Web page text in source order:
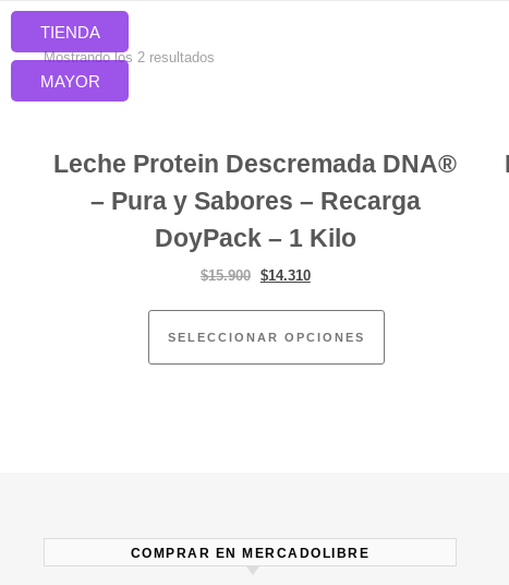
Skip to content
Mostrando los 2 resultados
Leche Protein Descremada DNA®
– Pura y Sabores – Recarga
DoyPack – 1 Kilo
$15.900 El precio original era: $15.900.
$14.310El precio actual es: $14.310.
SELECCIONAR OPCIONES
Este producto
COMPRAR EN MERCADOLIBRE
TIENDA
MAYOR